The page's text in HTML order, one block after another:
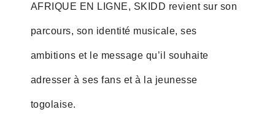
AFRIQUE EN LIGNE, SKIDD revient sur son
parcours, son identité musicale, ses
ambitions et le message qu’il souhaite
adresser à ses fans et à la jeunesse
togolaise.